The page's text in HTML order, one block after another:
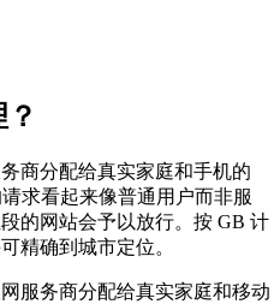
商分配给真实家庭和手机的
求看起来像普通用户而非服
的网站会予以放行。按 GB 计
精确到城市定位。
服务商分配给真实家庭和移动